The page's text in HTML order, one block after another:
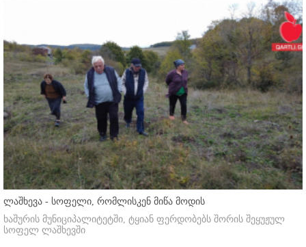
ლაშხევა - სოფელი, რომლისკენ მიწა მოდის
ხაშურის მუნიციპალიტეტში, ტყიან ფერდობებს შორის შეყუჟულ
სოფელ ლაშხევში